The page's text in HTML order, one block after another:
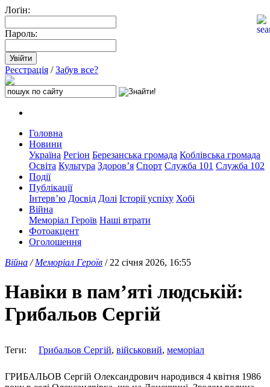
Лоґін:
Пароль:
Реєстрація /Забув все?
Головна
Новини
Україна Регіон Березанська громада Коблівська громада
Освіта Культура Здоров’я Спорт Служба 101 Служба 102
Події
Публікації
Інтерв’ю Досвід Долі Історії успіху Хобі
Війна
Меморіал Героїв Наші втрати
Фотоакцент
Оголошення
Війна /Меморіал Героїв / 22 січня 2026, 16:55
Навіки в пам’яті людській:
Грибальов Сергій
Теги: Грибальов Сергій, військовий, меморіал
ГРИБАЛЬОВ Сергій Олександрович народився 4 квітня 1986